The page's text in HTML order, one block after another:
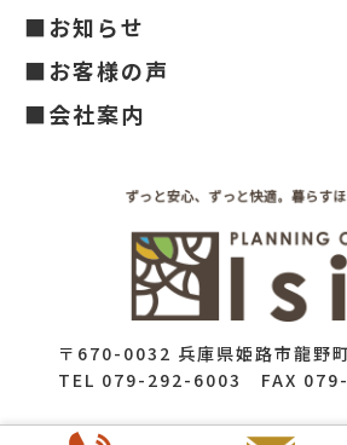
■お知らせ
■お客様の声
■会社案内
〒670-0032 兵庫県姫路市龍野
TEL 079-292-6003 FAX